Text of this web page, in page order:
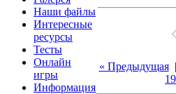
Наши файлы
Интересные
ресурсы
Тесты
Онлайн
игры
Информация
« Предыдущая|
19